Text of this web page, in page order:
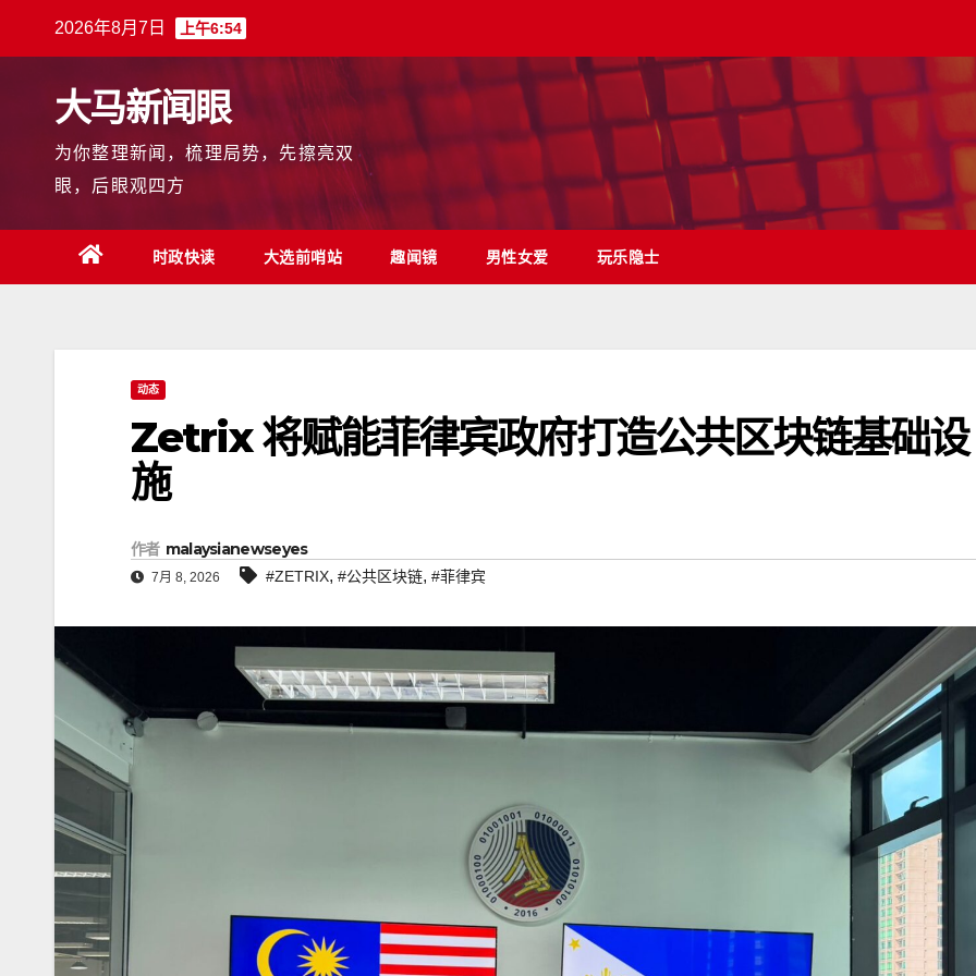
2026年8月7日 上午6:54
大马新闻眼
为你整理新闻，梳理局势，先擦亮双
眼，后眼观四方
时政快读 大选前哨站 趣闻镜 男性女爱 玩乐隐士
动态
Zetrix 将赋能菲律宾政府打造公共区块链基础设
施
作者 malaysianewseyes
7月 8, 2026 #ZETRIX, #公共区块链, #菲律宾